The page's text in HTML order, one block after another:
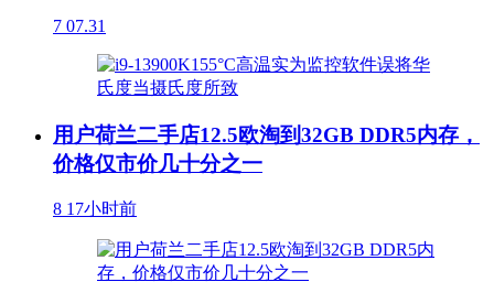
7 07.31
用户荷兰二手店12.5欧淘到32GB DDR5内存，
价格仅市价几十分之一
8 17小时前